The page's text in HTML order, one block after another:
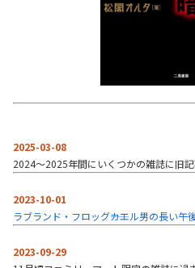
2025-03-08
2024～2025年間にいくつかの雑誌に旧記
2023-10-01
ラブランド・フロッグ――カエル男の長い午
2023-09-29